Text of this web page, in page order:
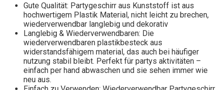
Gute Qualität: Partygeschirr aus Kunststoff ist aus
hochwertigem Plastik Material, nicht leicht zu brechen,
wiederverwendbar langlebig und dekorativ
Langlebig & Wiederverwendbaren: Die
wiederverwendbaren plastikbesteck aus
widerstandsfähigem material, das auch bei häufiger
nutzung stabil bleibt. Perfekt für partys aktivitäten –
einfach per hand abwaschen und sie sehen immer wie
neu aus.